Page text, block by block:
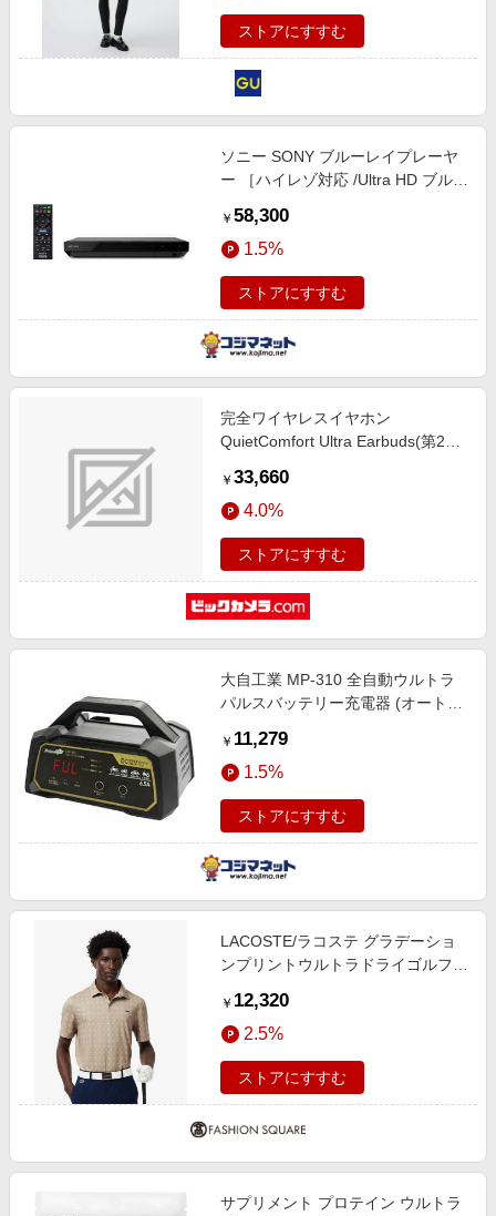
ストアにすすむ
ソニー SONY ブルーレイプレーヤ
ー ［ハイレゾ対応 /Ultra HD ブルー
UBPX700 KBM2
￥ 58,300
1.5%
ストアにすすむ
完全ワイヤレスイヤホン
QuietComfort Ultra Earbuds(第2世
QCULTRAEB2ndGLD [ワイヤレス
(左右分離) /カナル型 /ノイズキャン
セリング対応 /Bluetooth対応]
￥ 33,660
4.0%
ストアにすすむ
大自工業 MP-310 全自動ウルトラ
パルスバッテリー充電器 (オートバ
リッド車対応) 12V専用 MeltecPlus
定格出力 MAX6.5A MP310
￥ 11,279
1.5%
ストアにすすむ
LACOSTE/ラコステ グラデーショ
ンプリントウルトラドライゴルフポ
￥ 12,320
2.5%
ストアにすすむ
サプリメント プロテイン ウルトラ